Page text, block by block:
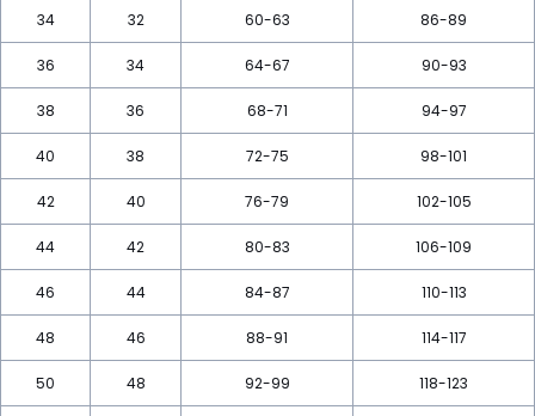
34 32 60-63 86-89
36 34 64-67 90-93
38 36 68-71 94-97
40 38 72-75 98-101
42 40 76-79 102-105
44 42 80-83 106-109
46 44 84-87 110-113
48 46 88-91 114-117
50 48 92-99 118-123